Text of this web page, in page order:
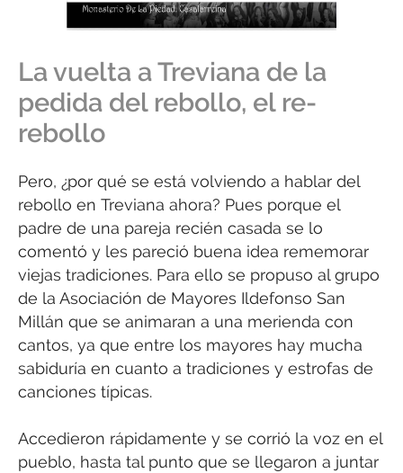
La vuelta a Treviana de la
pedida del rebollo, el re-
rebollo
Pero, ¿por qué se está volviendo a hablar del
rebollo en Treviana ahora? Pues porque el
padre de una pareja recién casada se lo
comentó y les pareció buena idea rememorar
viejas tradiciones. Para ello se propuso al grupo
de la Asociación de Mayores Ildefonso San
Millán que se animaran a una merienda con
cantos, ya que entre los mayores hay mucha
sabiduría en cuanto a tradiciones y estrofas de
canciones típicas.
Accedieron rápidamente y se corrió la voz en el
pueblo, hasta tal punto que se llegaron a juntar